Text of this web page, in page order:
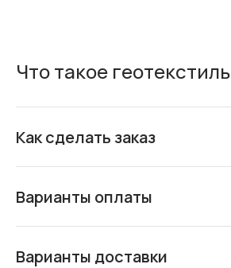
Что такое геотекстиль
Как сделать заказ
Варианты оплаты
Варианты доставки